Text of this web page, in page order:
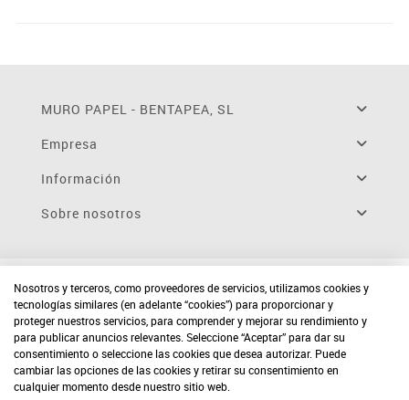
MURO PAPEL - BENTAPEA, SL
Empresa
Información
Sobre nosotros
Nosotros y terceros, como proveedores de servicios, utilizamos cookies y
tecnologías similares (en adelante “cookies”) para proporcionar y
proteger nuestros servicios, para comprender y mejorar su rendimiento y
para publicar anuncios relevantes. Seleccione “Aceptar” para dar su
consentimiento o seleccione las cookies que desea autorizar. Puede
cambiar las opciones de las cookies y retirar su consentimiento en
cualquier momento desde nuestro sitio web.